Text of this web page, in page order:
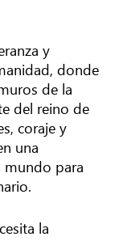
y
donde
de la
del reino de
coraje y
una
mundo para
la